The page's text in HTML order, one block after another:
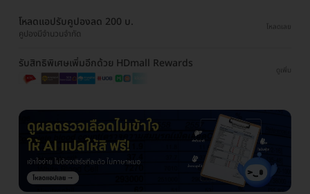
โหลดแอปรับคูปองลด 200 บ.
คูปองมีจำนวนจำกัด
โหลดเลย
รับสิทธิพิเศษเพิ่มอีกด้วย HDmall Rewards
ดูเพิ่ม